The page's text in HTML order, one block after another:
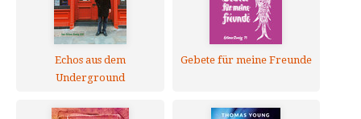
Echos aus dem
Underground
Gebete für meine Freunde